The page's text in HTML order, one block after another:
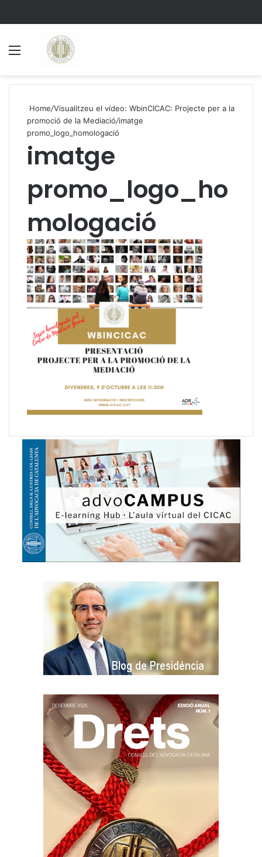
Home/Visualitzeu el vídeo: WbinCICAC: Projecte per a la
promoció de la Mediació/imatge
promo_logo_homologació
imatge
promo_logo_ho
mologació